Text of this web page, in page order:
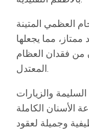
العظمي المتينة
مما يجعلها
من فقدان العظام
المعتدل.
والزيارات
الأسنان الكاملة